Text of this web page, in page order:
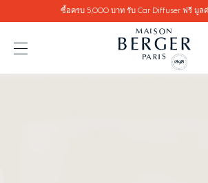
Go directly to contentซื้อครบ 5,000 บาท รับ Car Diffuser ฟรี มูลค่
เปิดเมนู